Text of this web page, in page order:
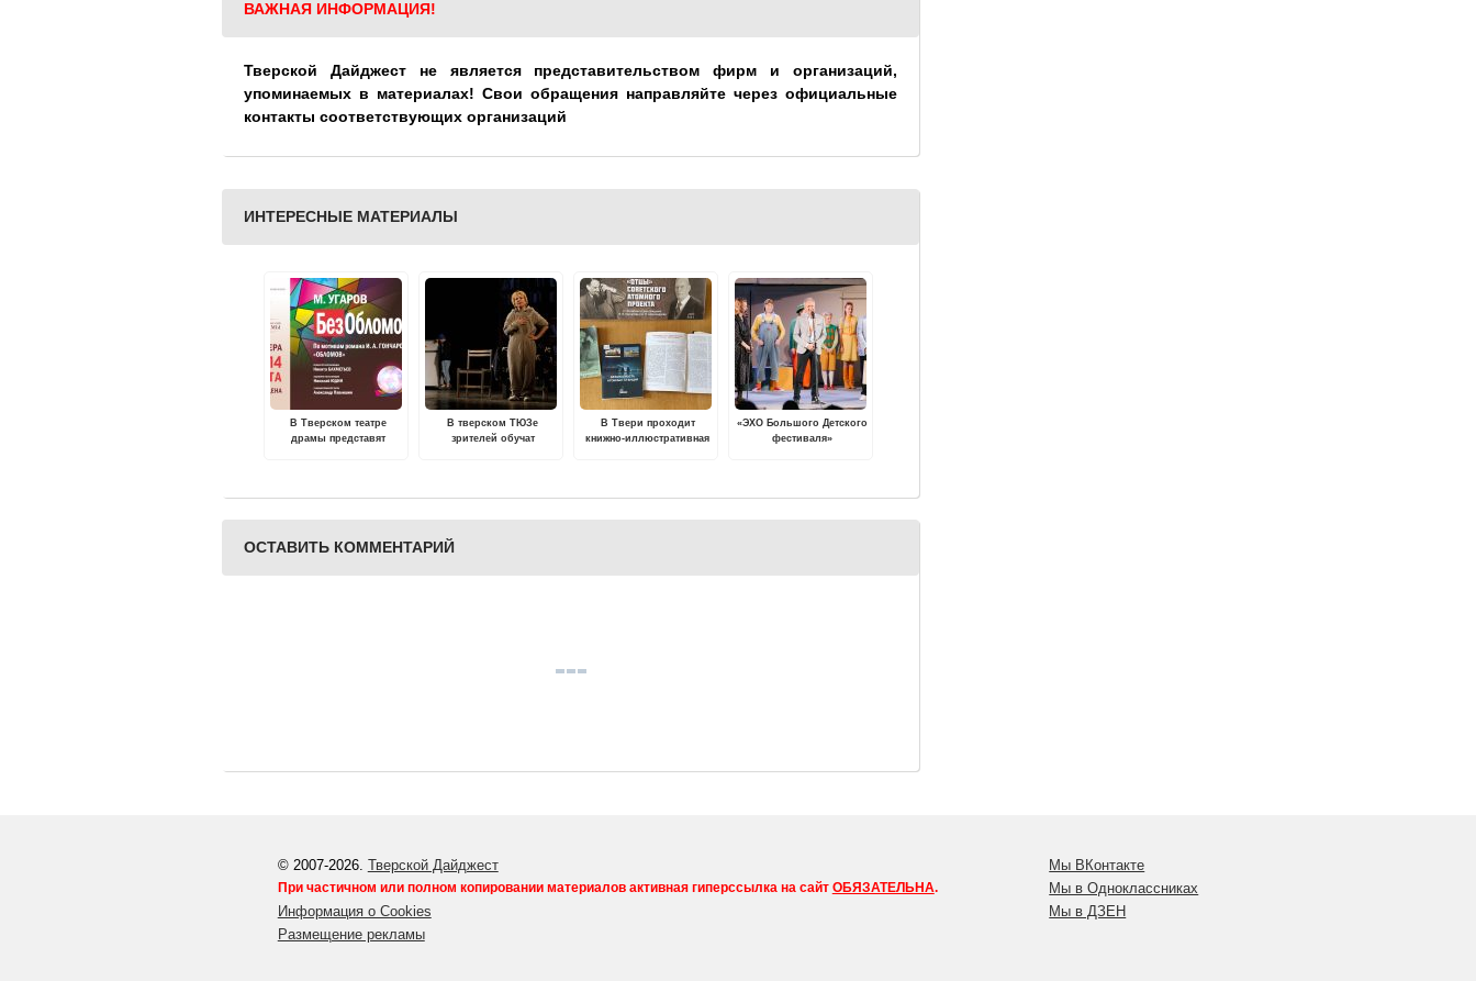
ВАЖНАЯ ИНФОРМАЦИЯ!
Тверской Дайджест не является представительством фирм и организаций,
упоминаемых в материалах! Свои обращения направляйте через официальные
контакты соответствующих организаций
ИНТЕРЕСНЫЕ МАТЕРИАЛЫ
В Тверском театре
драмы представят
В тверском ТЮЗе
зрителей обучат
В Твери проходит
книжно-иллюстративная
«ЭХО Большого Детского
фестиваля»
ОСТАВИТЬ КОММЕНТАРИЙ
© 2007-2026. Тверской Дайджест
При частичном или полном копировании материалов активная гиперссылка на сайт ОБЯЗАТЕЛЬНА.
Информация о Cookies
Размещение рекламы
Мы ВКонтакте
Мы в Одноклассниках
Мы в ДЗЕН